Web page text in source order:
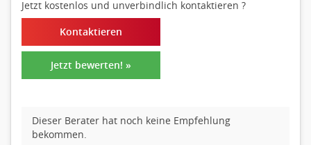
Jetzt kostenlos und unverbindlich kontaktieren ?
Kontaktieren
Jetzt bewerten! »
Dieser Berater hat noch keine Empfehlung
bekommen.